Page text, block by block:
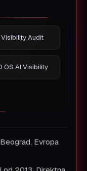
Visibility Audit
OS AI Visibility
Evropa